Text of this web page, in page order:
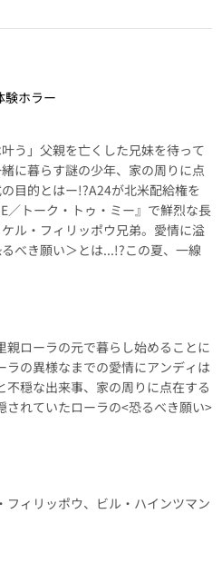
験ホラー
う」父親を亡くした兄妹を待って
に暮らす謎の少年、家の周りに点
目的とはー!?A24が北米配給権を
／トーク・トゥ・ミー』で鮮烈な長
ル・フィリッポウ兄弟。愛情に溢
べき願い＞とは...!?この夏、一線
ローラの元で暮らし始めることに
の異様なまでの愛情にアンディは
穏な出来事、家の周りに点在する
れていたローラの<恐るべき願い>
ィリッポウ、ビル・ハインツマン